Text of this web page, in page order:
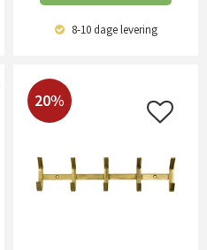
8-10 dagelevering
20%